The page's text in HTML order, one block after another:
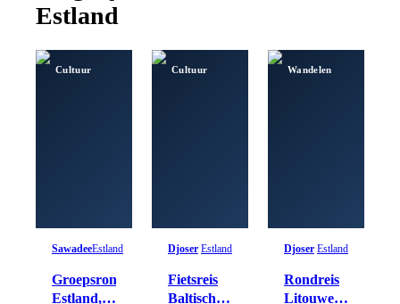
Estland
Cultuur
SawadeeEstland
Groepsrondreis
Estland,
Cultuur
Djoser Estland
Fietsreis
Baltische
Wandelen
Djoser Estland
Rondreis
Litouwen,